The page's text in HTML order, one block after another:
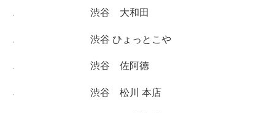
渋谷 大和田
渋谷 ひょっとこや
渋谷 佐阿徳
渋谷 松川 本店